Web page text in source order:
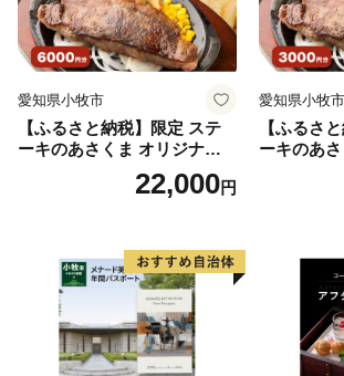
付する「寄附金受領証明書（圧着ハガ
い申請してください。
※オンライン申請をご希望の場合は、「
ジ」より申請をお願いいたします。
※書類提出をご希望の場合は、「寄附金
申告特例申請書」に必要事項を記入の
愛知県小牧市
【ふるさと納税】限定 ステ
ーキのあさくま オリジナル
お食事券 6000円 お好きなメ
ニュー 好きなだけ コーンス
県 小牧店 小牧市 チケット 送
料無料
22,000円
愛知県小牧市
【ふるさ
ーキのあ
お食事券
ニュー 好
県 小牧店